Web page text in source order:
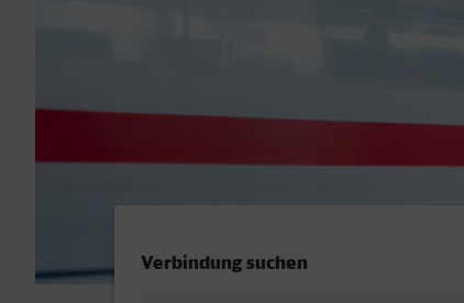
Verbindung suchen